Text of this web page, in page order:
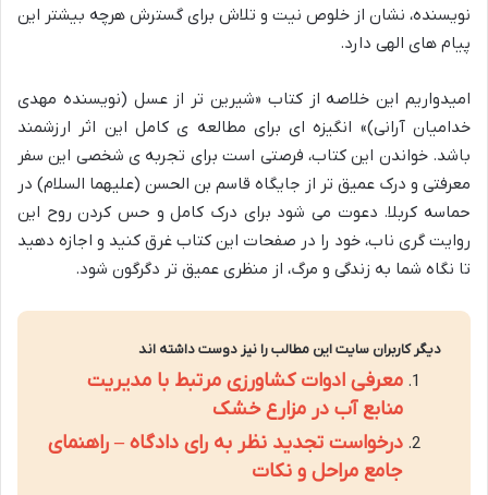
نویسنده، نشان از خلوص نیت و تلاش برای گسترش هرچه بیشتر این
پیام های الهی دارد.
امیدواریم این خلاصه از کتاب «شیرین تر از عسل (نویسنده مهدی
خدامیان آرانی)» انگیزه ای برای مطالعه ی کامل این اثر ارزشمند
باشد. خواندن این کتاب، فرصتی است برای تجربه ی شخصی این سفر
معرفتی و درک عمیق تر از جایگاه قاسم بن الحسن (علیهما السلام) در
حماسه کربلا. دعوت می شود برای درک کامل و حس کردن روح این
روایت گری ناب، خود را در صفحات این کتاب غرق کنید و اجازه دهید
تا نگاه شما به زندگی و مرگ، از منظری عمیق تر دگرگون شود.
دیگر کاربران سایت این مطالب را نیز دوست داشته اند
معرفی ادوات کشاورزی مرتبط با مدیریت
منابع آب در مزارع خشک
درخواست تجدید نظر به رای دادگاه – راهنمای
جامع مراحل و نکات